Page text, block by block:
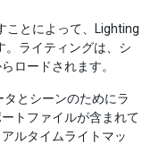
ことによって、Lighting
。ライティングは、シ
ロードされます。
タとシーンのためにラ
トファイルが含まれて
ルタイムライトマッ